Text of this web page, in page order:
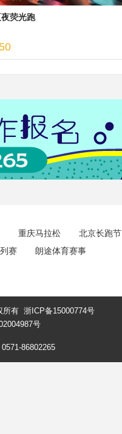
荧光跑
重庆马拉松 北京长跑节
赛 朗途体育赛事
所有 浙ICP备15000774号
号
86802265